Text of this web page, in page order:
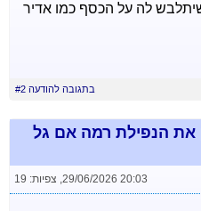
לה על הכסף כמו אדיר
בתגובה להודעה #2
את הנפילת רמה אם גל
29/06/2026 20:03
, צפיות: 19